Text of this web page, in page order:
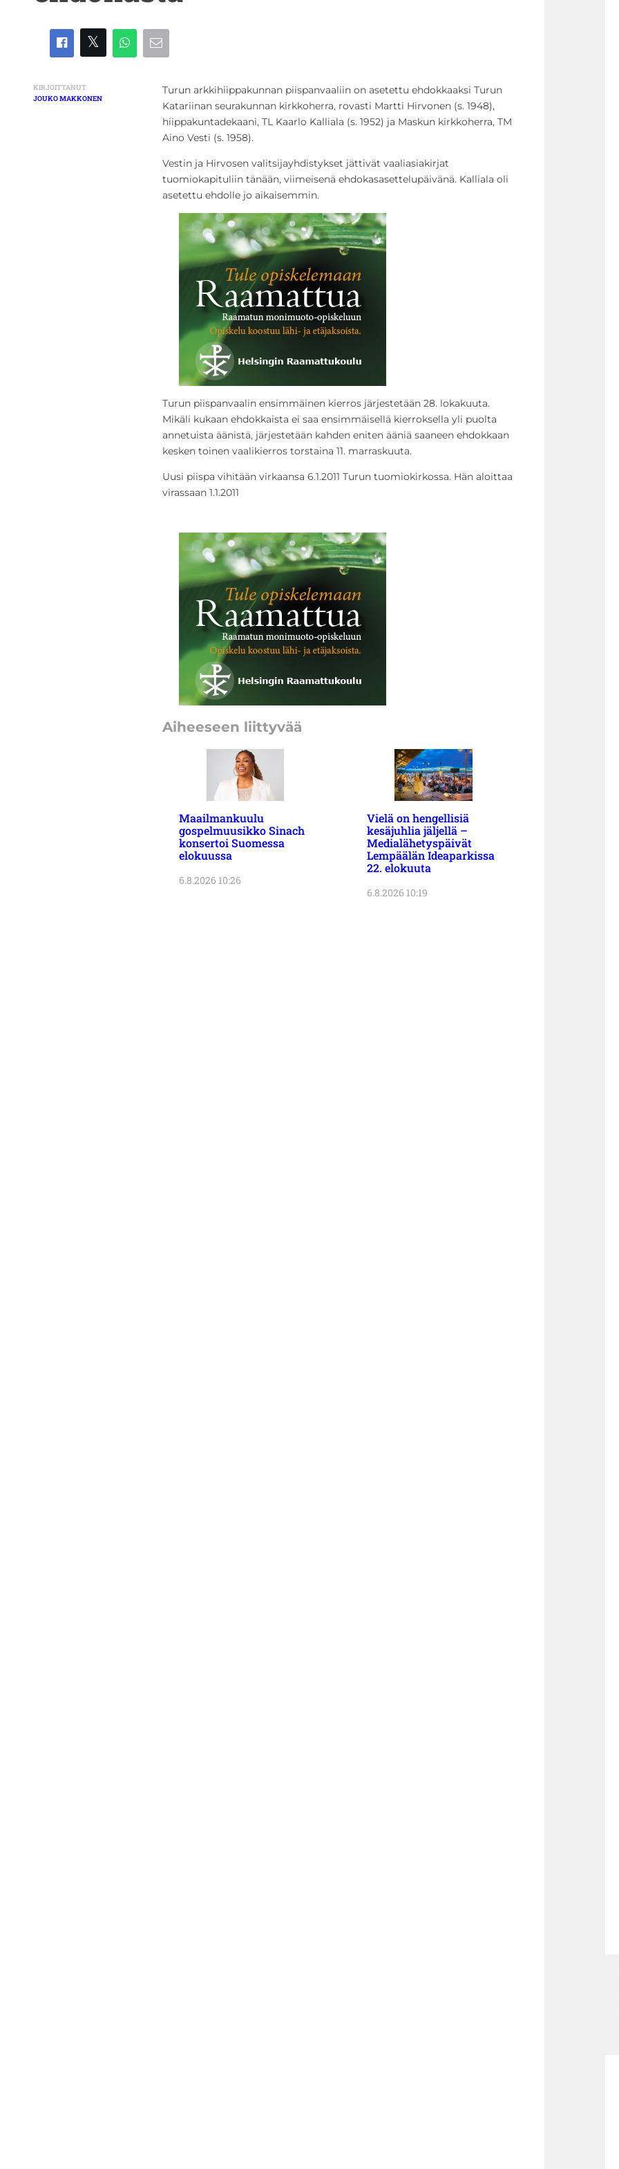
KIRJOITTANUT
JOUKO MAKKONEN
Turun arkkihiippakunnan piispanvaaliin on asetettu ehdokkaaksi Turun
Katariinan seurakunnan kirkkoherra, rovasti Martti Hirvonen (s. 1948),
hiippakuntadekaani, TL Kaarlo Kalliala (s. 1952) ja Maskun kirkkoherra, TM
Aino Vesti (s. 1958).
Vestin ja Hirvosen valitsijayhdistykset jättivät vaaliasiakirjat
tuomiokapituliin tänään, viimeisenä ehdokasasettelupäivänä. Kalliala oli
asetettu ehdolle jo aikaisemmin.
Turun piispanvaalin ensimmäinen kierros järjestetään 28. lokakuuta.
Mikäli kukaan ehdokkaista ei saa ensimmäisellä kierroksella yli puolta
annetuista äänistä, järjestetään kahden eniten ääniä saaneen ehdokkaan
kesken toinen vaalikierros torstaina 11. marraskuuta.
Uusi piispa vihitään virkaansa 6.1.2011 Turun tuomiokirkossa. Hän aloittaa
virassaan 1.1.2011
Aiheeseen liittyvää
Maailmankuulu
gospelmuusikko Sinach
konsertoi Suomessa
elokuussa
6.8.2026 10:26
Vielä on hengellisiä
kesäjuhlia jäljellä –
Medialähetyspäivät
Lempäälän Ideaparkissa
22. elokuuta
6.8.2026 10:19